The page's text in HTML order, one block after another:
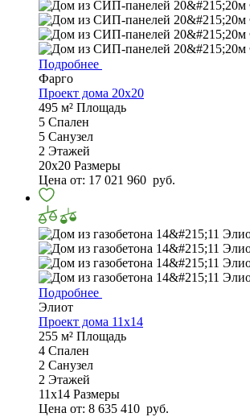
Подробнее
Фарго
Проект дома 20х20
495 м² Площадь
5 Спален
5 Санузел
2 Этажей
20х20 Размеры
Цена от: 17 021 960 руб.
Подробнее
Элиот
Проект дома 11х14
255 м² Площадь
4 Спален
2 Санузел
2 Этажей
11х14 Размеры
Цена от: 8 635 410 руб.